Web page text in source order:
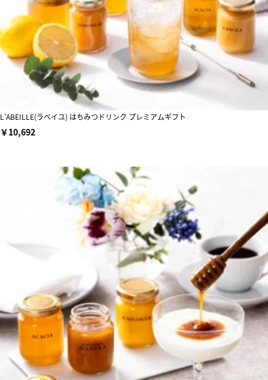
L’ABEILLE(ラベイユ) はちみつドリンク プレミアムギフト
￥10,692